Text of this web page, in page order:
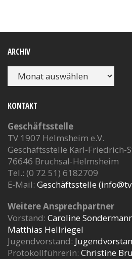
ARCHIV
Archiv
KONTAKT
Geschäftsstelle
TV 1907 Helmsheim e.V.
Geschäftsstelle Karl-Friedrich-
76646 Bruchsal-Helmsheim
Tel.: (0 72 51) 6182709
E-Mail: Geschäftsstelle
Weitere Ansprechpartner
Vorstand: Caroline
Matthias Hellriegel
Jugendvorstand:
Protokollführerin: Christine